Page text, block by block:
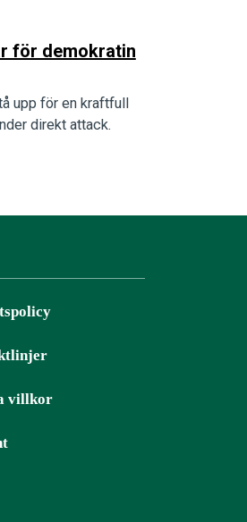
för demokratin
upp för en kraftfull
direkt attack.
villkor